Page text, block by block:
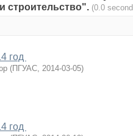
строительство". (0.0
год
(ПГУАС, 2014-03-05)
год